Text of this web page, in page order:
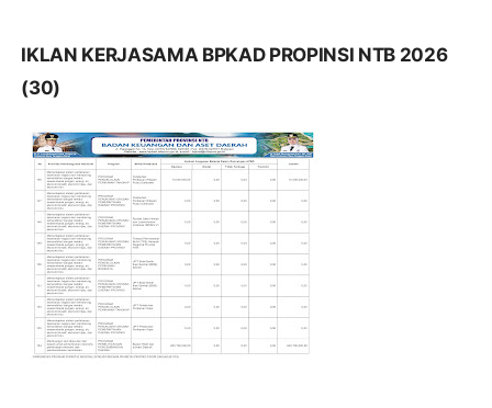
IKLAN KERJASAMA BPKAD PROPINSI NTB 2026
(30)